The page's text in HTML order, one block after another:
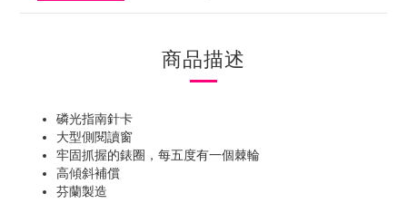
商品描述
磷光指南針卡
大型側閱讀窗
牢固抓握的錶圈，每五度有一個棘輪
高傾斜補償
芬蘭製造